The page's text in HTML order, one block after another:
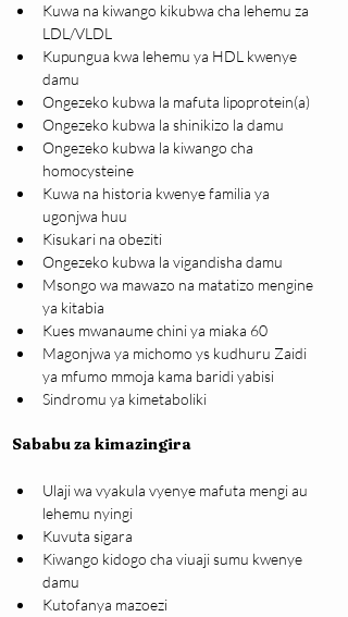
Kuwa na kiwango kikubwa cha lehemu za
LDL/VLDL
Kupungua kwa lehemu ya HDL kwenye
damu
Ongezeko kubwa la mafuta lipoprotein(a)
Ongezeko kubwa la shinikizo la damu
Ongezeko kubwa la kiwango cha
homocysteine
Kuwa na historia kwenye familia ya
ugonjwa huu
Kisukari na obeziti
Ongezeko kubwa la vigandisha damu
Msongo wa mawazo na matatizo mengine
ya kitabia
Kues mwanaume chini ya miaka 60
Magonjwa ya michomo ys kudhuru Zaidi
ya mfumo mmoja kama baridi yabisi
Sindromu ya kimetaboliki
Sababu za kimazingira
Ulaji wa vyakula vyenye mafuta mengi au
lehemu nyingi
Kuvuta sigara
Kiwango kidogo cha viuaji sumu kwenye
damu
Kutofanya mazoezi